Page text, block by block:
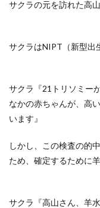
サクラの元を訪れた高
サクラはNIPT（新型出
サクラ『21トリソミー
なかの赤ちゃんが、高
います』
しかし、この検査の的
ため、確定するために
サクラ『高山さん、羊